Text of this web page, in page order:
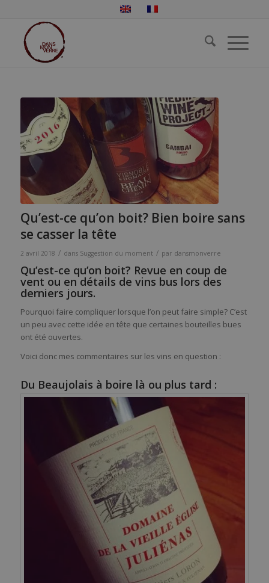
Qu’est-ce qu’on boit? Bien boire sans
se casser la tête
2 avril 2018 / dans Suggestion du moment / par dansmonverre
Qu’est-ce qu’on boit? Revue en coup de
vent ou en détails de vins bus lors des
derniers jours.
Pourquoi faire compliquer lorsque l’on peut faire simple? C’est
un peu avec cette idée en tête que certaines bouteilles bues
ont été ouvertes.
Voici donc mes commentaires sur les vins en question :
Du Beaujolais à boire là ou plus tard :